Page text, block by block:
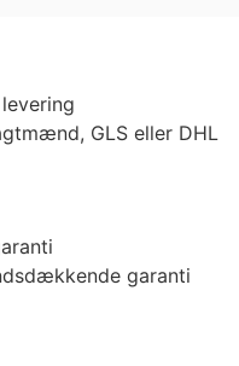
GLS eller DHL
garanti